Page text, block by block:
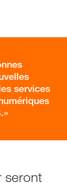
services
seront